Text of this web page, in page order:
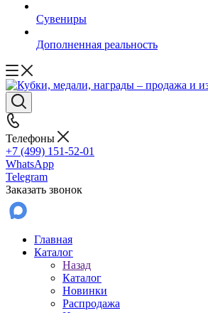
Сувениры
Дополненная реальность
Телефоны
+7 (499) 151-52-01
WhatsApp
Telegram
Заказать звонок
Главная
Каталог
Назад
Каталог
Новинки
Распродажа